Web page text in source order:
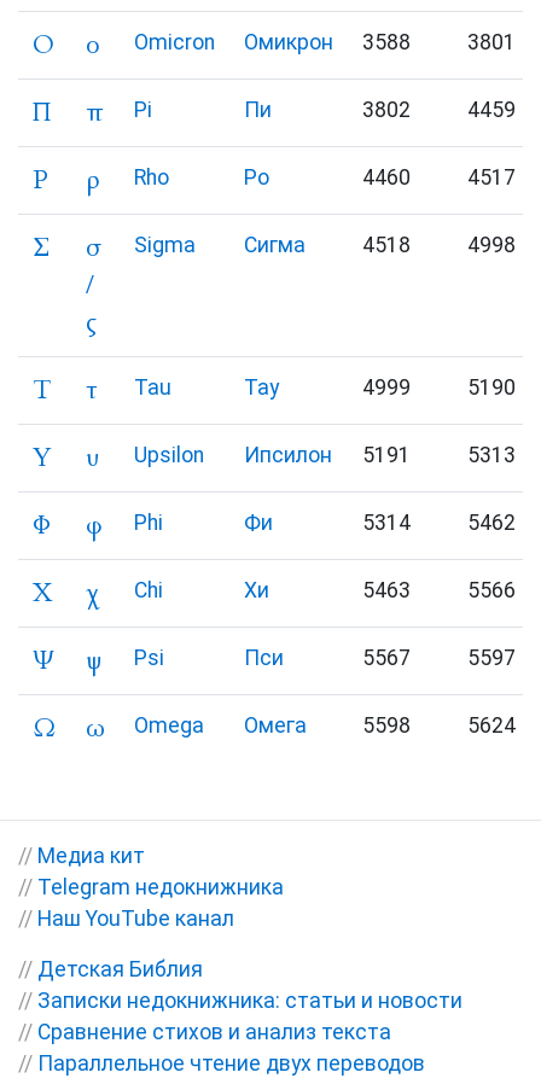
Ο ο Omicron Омикрон 3588 3801
Π π Pi Пи 3802 4459
Ρ ρ Rho Ро 4460 4517
Σ
σ
/
ς
Sigma Сигма 4518 4998
Τ τ Tau Тау 4999 5190
Υ υ Upsilon Ипсилон 5191 5313
Φ φ Phi Фи 5314 5462
Χ χ Chi Хи 5463 5566
Ψ ψ Psi Пси 5567 5597
Ω ω Omega Омега 5598 5624
// Медиа кит
// Telegram недокнижника
// Наш YouTube канал
// Детская Библия
// Записки недокнижника: статьи и новости
// Сравнение стихов и анализ текста
// Параллельное чтение двух переводов